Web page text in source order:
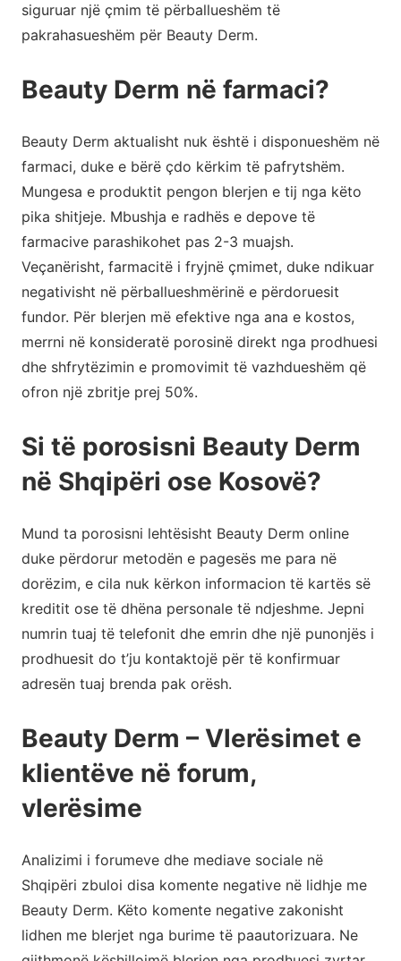
siguruar një çmim të përballueshëm të
pakrahasueshëm për Beauty Derm.
Beauty Derm në farmaci?
Beauty Derm aktualisht nuk është i disponueshëm në
farmaci, duke e bërë çdo kërkim të pafrytshëm.
Mungesa e produktit pengon blerjen e tij nga këto
pika shitjeje. Mbushja e radhës e depove të
farmacive parashikohet pas 2-3 muajsh.
Veçanërisht, farmacitë i fryjnë çmimet, duke ndikuar
negativisht në përballueshmërinë e përdoruesit
fundor. Për blerjen më efektive nga ana e kostos,
merrni në konsideratë porosinë direkt nga prodhuesi
dhe shfrytëzimin e promovimit të vazhdueshëm që
ofron një zbritje prej 50%.
Si të porosisni Beauty Derm
në Shqipëri ose Kosovë?
Mund ta porosisni lehtësisht Beauty Derm online
duke përdorur metodën e pagesës me para në
dorëzim, e cila nuk kërkon informacion të kartës së
kreditit ose të dhëna personale të ndjeshme. Jepni
numrin tuaj të telefonit dhe emrin dhe një punonjës i
prodhuesit do t’ju kontaktojë për të konfirmuar
adresën tuaj brenda pak orësh.
Beauty Derm – Vlerësimet e
klientëve në forum,
vlerësime
Analizimi i forumeve dhe mediave sociale në
Shqipëri zbuloi disa komente negative në lidhje me
Beauty Derm. Këto komente negative zakonisht
lidhen me blerjet nga burime të paautorizuara. Ne